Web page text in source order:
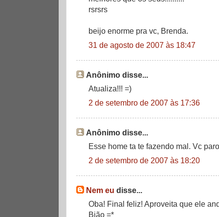
rsrsrs
beijo enorme pra vc, Brenda.
31 de agosto de 2007 às 18:47
Anônimo disse...
Atualiza!!! =)
2 de setembro de 2007 às 17:36
Anônimo disse...
Esse home ta te fazendo mal. Vc
2 de setembro de 2007 às 18:20
Nem eu disse...
Oba! Final feliz! Aproveita que ele
Bjão =*